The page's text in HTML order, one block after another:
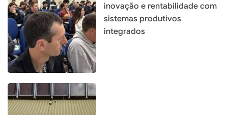
inovação e rentabilidade com
sistemas produtivos
integrados